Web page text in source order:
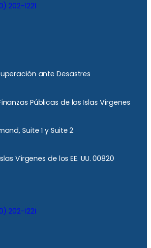
202-1221
ante Desastres
Públicas de las Islas Vírgenes
Suite 1 y Suite 2
Vírgenes de los EE. UU. 00820
202-1221